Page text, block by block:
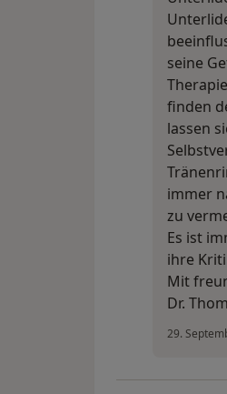
seine
finden
lassen
immer
zu
Es ist
ihre
Mit
Dr.
29.